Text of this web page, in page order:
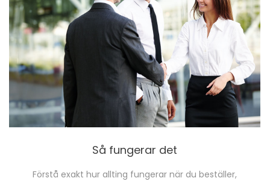
Så fungerar det
Förstå exakt hur allting fungerar när du beställer,